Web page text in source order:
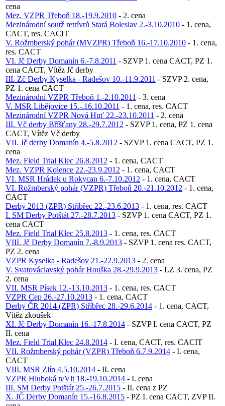
cena
Mez. VZPR Třeboň 18.-19.9.2010 - 2. cena
Mezinárodní soutž retrívrů Stará Boleslav 2.-3.10.2010 - 1. cena,
CACT, res. CACIT
V. Rožmberský pohár (MVZPR) Třeboň 16.-17.10.2010 - 1. cena,
res. CACT
VI. Jč Derby Domanín 6.-7.8.2011 - SZVP 1. cena CACT, PZ 1.
cena CACT, Vítěz Jč derby
III. Zč Derby Kyselka - Radešov 10.-11.9.2011 - SZVP 2. cena,
PZ 1. cena CACT
Mezinárodní VZPR Třeboň 1.-2.10.2011 - 3. cena
V. MSR Libějovice 15.-.16.10.2011 - 1. cena, res. CACT
Mezinárodní VZPR Nová Huť 22.-23.10.2011 - 2. cena
III. Vč derby Bříšťany 28.-29.7.2012 - SZVP 1. cena, PZ 1. cena
CACT, Vítěz Vč derby
VII. Jč derby Domanín 4.-5.8.2012 - SZVP 1. cena CACT, PZ 1.
cena
Mez. Field Trial Klec 26.8.2012 - 1. cena, CACT
Mez. VZPR Kolence 22.-23.9.2012 - 1. cena, CACT
VI. MSR Hrádek u Rokycan 6.-7.10.2012 - 1. cena, CACT
VI. Rožmberský pohár (VZPR) Třeboň 20.-21.10.2012 - 1. cena,
CACT
Derby 2013 (ZPR) Stříbřec 22.-23.6.2013 - 1. cena, res. CACT
I. SM Derby Potštát 27.-28.7.2013 - SZVP 1. cena CACT, PZ 1.
cena CACT
Mez. Field Trial Klec 25.8.2013 - 1. cena, res. CACT
VIII. Jč Derby Domanín 7.-8.9.2013 - SZVP 1. cena res. CACT,
PZ 2. cena
VZPR Kyselka - Radešov 21.-22.9.2013 - 2. cena
V. Svatováclavský pohár Houška 28.-29.9.2013 - LZ 3. cena, PZ
2. cena
VII. MSR Písek 12.-13.10.2013 - 1. cena, res. CACT
VZPR Cep 26.-27.10.2013 - 1. cena, CACT
Derby ČR 2014 (ZPR) Stříbřec 28.-29.6.2014 - 1. cena, CACT,
Vítěz zkoušek
XI. Jč Derby Domanín 16.-17.8.2014 - SZVP I. cena CACT, PZ
II. cena
Mez. Field Trial Klec 24.8.2014 - I. cena, CACT, res. CACIT
VII. Rožmberský pohár (VZPR) Třeboň 6.7.9.2014 - I. cena,
CACT
VIII. MSR Zlín 4.5.10.2014 - II. cena
VZPR Hluboká n/Vlt 18.-19.10.2014 - I. cena
III. SM Derby Potštát 25.-26.7.2015 - II. cena z PZ
X. JČ Derby Domanín 15.-16.8.2015 - PZ I. cena CACT, ZVP II.